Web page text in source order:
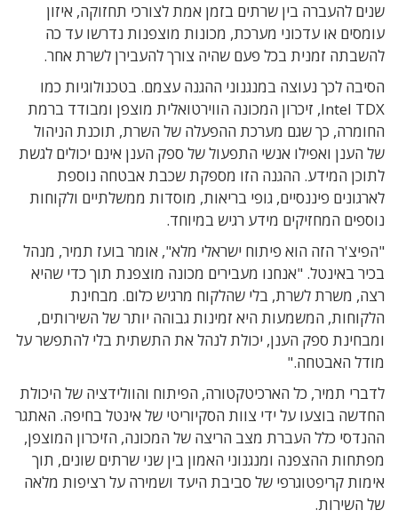
שנים להעברה בין שרתים בזמן אמת לצורכי תחזוקה, איזון
עומסים או עדכוני מערכת, מכונות מוצפנות נדרשו עד כה
להשבתה זמנית בכל פעם שהיה צורך להעבירן לשרת אחר.
הסיבה לכך נעוצה במנגנוני ההגנה עצמם. בטכנולוגיות כמו
Intel TDX, זיכרון המכונה הווירטואלית מוצפן ומבודד ברמת
החומרה, כך שגם מערכת ההפעלה של השרת, תוכנת הניהול
של הענן ואפילו אנשי התפעול של ספק הענן אינם יכולים לגשת
לתוכן המידע. ההגנה הזו מספקת שכבת אבטחה נוספת
לארגונים פיננסיים, גופי בריאות, מוסדות ממשלתיים ולקוחות
נוספים המחזיקים מידע רגיש במיוחד.
"הפיצ'ר הזה הוא פיתוח ישראלי מלא", אומר בועז תמיר, מנהל
בכיר באינטל. "אנחנו מעבירים מכונה מוצפנת תוך כדי שהיא
רצה, משרת לשרת, בלי שהלקוח מרגיש כלום. מבחינת
הלקוחות, המשמעות היא זמינות גבוהה יותר של השירותים,
ומבחינת ספק הענן, יכולת לנהל את התשתית בלי להתפשר על
מודל האבטחה."
לדברי תמיר, כל הארכיטקטורה, הפיתוח והוולידציה של היכולת
החדשה בוצעו על ידי צוות הסקיוריטי של אינטל בחיפה. האתגר
ההנדסי כלל העברת מצב הריצה של המכונה, הזיכרון המוצפן,
מפתחות ההצפנה ומנגנוני האמון בין שני שרתים שונים, תוך
אימות קריפטוגרפי של סביבת היעד ושמירה על רציפות מלאה
של השירות.